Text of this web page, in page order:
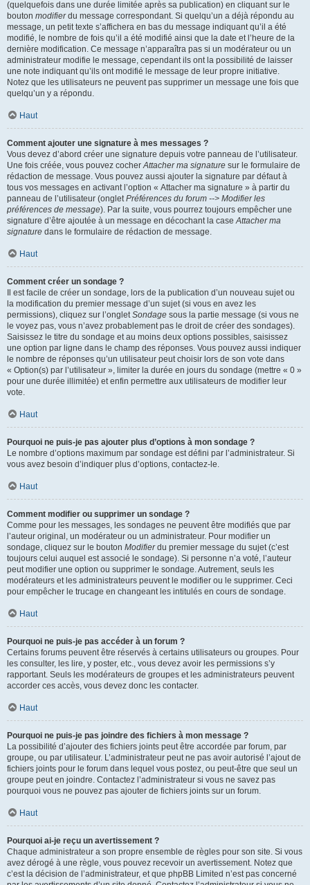
(quelquefois dans une durée limitée après sa publication) en cliquant sur le
bouton modifierdu message correspondant. Si quelqu’un a déjà répondu au
message, un petit texte s’affichera en bas du message indiquant qu’il a été
modifié, le nombre de fois qu’il a été modifié ainsi que la date et l’heure de la
dernière modification. Ce message n’apparaîtra pas si un modérateur ou un
administrateur modifie le message, cependant ils ont la possibilité de laisser
une note indiquant qu’ils ont modifié le message de leur propre initiative.
Notez que les utilisateurs ne peuvent pas supprimer un message une fois que
quelqu’un y a répondu.
Haut
Comment ajouter une signature à mes messages ?
Vous devez d’abord créer une signature depuis votre panneau de l’utilisateur.
Une fois créée, vous pouvez cocherAttacher ma signature sur le formulaire de
rédaction de message. Vous pouvez aussi ajouter la signature par défaut à
tous vos messages en activant l’option « Attacher ma signature » à partir du
panneau de l’utilisateur (ongletPréférences du forum --> Modifier les
préférences de message). Par la suite, vous pourrez toujours empêcher une
signature d’être ajoutée à un message en décochant la caseAttacher ma
signature dans le formulaire de rédaction de message.
Haut
Comment créer un sondage ?
Il est facile de créer un sondage, lors de la publication d’un nouveau sujet ou
la modification du premier message d’un sujet (si vous en avez les
permissions), cliquez sur l’ongletSondage sous la partie message (si vous ne
le voyez pas, vous n’avez probablement pas le droit de créer des sondages).
Saisissez le titre du sondage et au moins deux options possibles, saisissez
une option par ligne dans le champ des réponses. Vous pouvez aussi indiquer
le nombre de réponses qu’un utilisateur peut choisir lors de son vote dans
« Option(s) par l’utilisateur », limiter la durée en jours du sondage (mettre « 0 »
pour une durée illimitée) et enfin permettre aux utilisateurs de modifier leur
vote.
Haut
Pourquoi ne puis-je pas ajouter plus d’options à mon sondage ?
Le nombre d’options maximum par sondage est défini par l’administrateur. Si
vous avez besoin d’indiquer plus d’options, contactez-le.
Haut
Comment modifier ou supprimer un sondage ?
Comme pour les messages, les sondages ne peuvent être modifiés que par
l’auteur original, un modérateur ou un administrateur. Pour modifier un
sondage, cliquez sur le bouton Modifierdu premier message du sujet (c’est
toujours celui auquel est associé le sondage). Si personne n’a voté, l’auteur
peut modifier une option ou supprimer le sondage. Autrement, seuls les
modérateurs et les administrateurs peuvent le modifier ou le supprimer. Ceci
pour empêcher le trucage en changeant les intitulés en cours de sondage.
Haut
Pourquoi ne puis-je pas accéder à un forum ?
Certains forums peuvent être réservés à certains utilisateurs ou groupes. Pour
les consulter, les lire, y poster, etc., vous devez avoir les permissions s’y
rapportant. Seuls les modérateurs de groupes et les administrateurs peuvent
accorder ces accès, vous devez donc les contacter.
Haut
Pourquoi ne puis-je pas joindre des fichiers à mon message ?
La possibilité d’ajouter des fichiers joints peut être accordée par forum, par
groupe, ou par utilisateur. L’administrateur peut ne pas avoir autorisé l’ajout de
fichiers joints pour le forum dans lequel vous postez, ou peut-être que seul un
groupe peut en joindre. Contactez l’administrateur si vous ne savez pas
pourquoi vous ne pouvez pas ajouter de fichiers joints sur un forum.
Haut
Pourquoi ai-je reçu un avertissement ?
Chaque administrateur a son propre ensemble de règles pour son site. Si vous
avez dérogé à une règle, vous pouvez recevoir un avertissement. Notez que
c’est la décision de l’administrateur, et que phpBB Limited n’est pas concerné